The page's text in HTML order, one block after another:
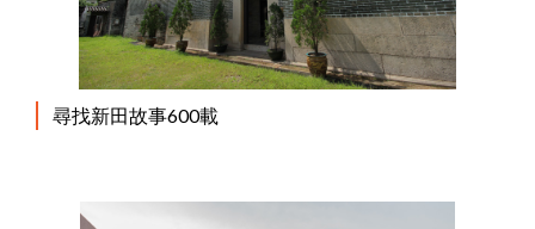
尋找新田故事600載